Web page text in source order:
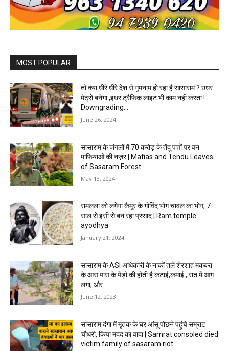
MOST POPULAR
तो क्या धीरे धीरे देश से गुमनाम हो रहा है सासाराम ? उधर
मेट्रो बनेगा ,इधर ट्रैफिक लाइट भी काम नहीं करता !
Downgrading...
June 26, 2024
सासाराम के जंगलों में 70 करोड़ के तेंदू पत्तों पर वन
माफियाओं की नज़र | Mafias and Tendu Leaves
of Sasaram Forest
May 13, 2024
रामलला को लगेगा कैमूर के गोविंद भोग चावल का भोग, 7
साल से इसी से बन रहा प्रसाद | Ram temple
ayodhya
January 21, 2024
सासाराम के ASI अधिकारी के नाकों तले शेरशाह मकबरा
के आस पास के पेड़ो की होती है कटाई,कमाई , रात में आग
लगा, और...
June 12, 2023
सासाराम दंगा में मृतक के घर आंसू पोछने पहुंचे सम्राट
चौधरी, किया मदद का वादा | Samrat consoled died
victim family of sasaram riot...